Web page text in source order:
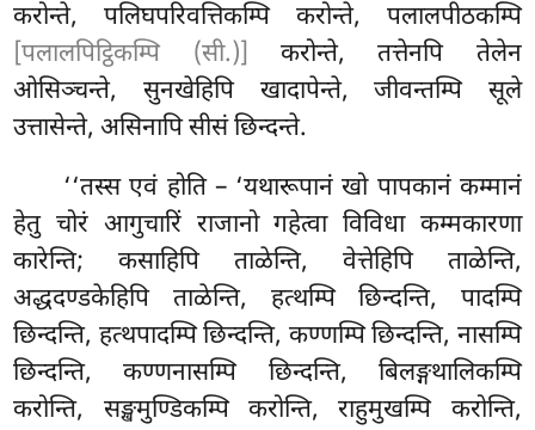
करोन्ते, पलिघपरिवत्तिकम्पि करोन्ते, पलालपीठकम्पि
[पलालपिट्ठिकम्पि (सी.)] करोन्ते, तत्तेनपि तेलेन
ओसिञ्चन्ते, सुनखेहिपि खादापेन्ते, जीवन्तम्पि सूले
उत्तासेन्ते, असिनापि सीसं छिन्दन्ते.
‘‘तस्स एवं होति – ‘यथारूपानं खो पापकानं कम्मानं
हेतु चोरं आगुचारिं राजानो गहेत्वा विविधा कम्मकारणा
कारेन्ति; कसाहिपि ताळेन्ति, वेत्तेहिपि ताळेन्ति,
अद्धदण्डकेहिपि ताळेन्ति, हत्थम्पि छिन्दन्ति, पादम्पि
छिन्दन्ति, हत्थपादम्पि छिन्दन्ति, कण्णम्पि छिन्दन्ति, नासम्पि
छिन्दन्ति, कण्णनासम्पि छिन्दन्ति, बिलङ्गथालिकम्पि
करोन्ति, सङ्खमुण्डिकम्पि करोन्ति, राहुमुखम्पि करोन्ति,